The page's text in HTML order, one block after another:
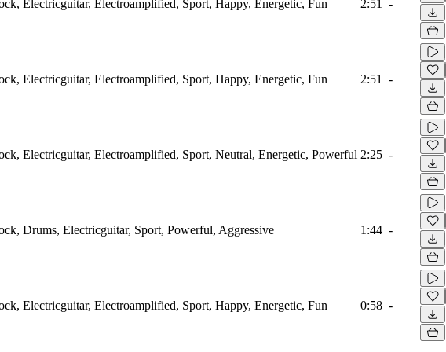
Electricguitar, Electroamplified, Sport, Happy, Energetic, Fun 2:51 -
Electricguitar, Electroamplified, Sport, Happy, Energetic, Fun 2:51 -
Electricguitar, Electroamplified, Sport, Neutral, Energetic, Powerful 2:25 -
Drums, Electricguitar, Sport, Powerful, Aggressive 1:44 -
Electricguitar, Electroamplified, Sport, Happy, Energetic, Fun 0:58 -